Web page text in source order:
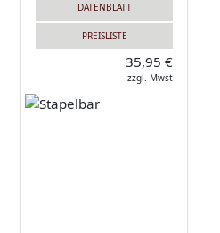
DATENBLATT
PREISLISTE
35,95 €
zzgl. Mwst